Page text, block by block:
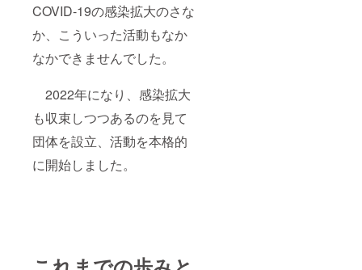
COVID-19の感染拡大のさな
か、こういった活動もなか
なかできませんでした。
2022年になり、感染拡大
も収束しつつあるのを見て
団体を設立、活動を本格的
に開始しました。